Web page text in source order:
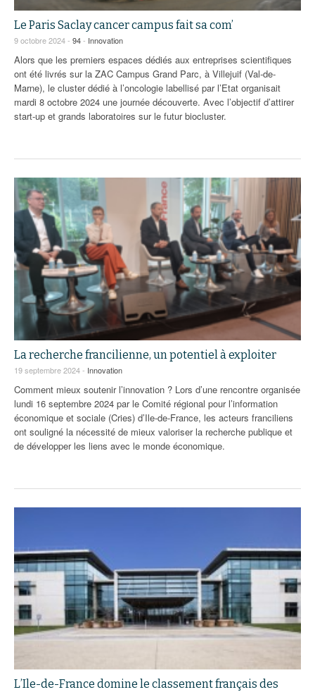
Le Paris Saclay cancer campus fait sa com’
9 octobre 2024 - 94- Innovation
Alors que les premiers espaces dédiés aux entreprises scientifiques
ont été livrés sur la ZAC Campus Grand Parc, à Villejuif (Val-de-
Marne), le cluster dédié à l’oncologie labellisé par l’Etat organisait
mardi 8 octobre 2024 une journée découverte. Avec l’objectif d’attirer
start-up et grands laboratoires sur le futur biocluster.
La recherche francilienne, un potentiel à exploiter
19 septembre 2024 - Innovation
Comment mieux soutenir l’innovation ? Lors d’une rencontre organisée
lundi 16 septembre 2024 par le Comité régional pour l’information
économique et sociale (Cries) d’Ile-de-France, les acteurs franciliens
ont souligné la nécessité de mieux valoriser la recherche publique et
de développer les liens avec le monde économique.
L’Ile-de-France domine le classement français des